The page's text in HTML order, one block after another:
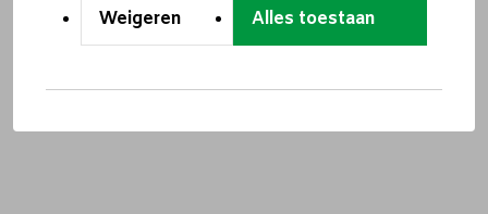
Weigeren Alles toestaan